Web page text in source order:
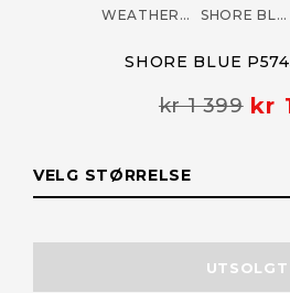
WEATHERED STONE P57457_WSTO SHORE BLUE P57457_SHRB
SHORE BLUE
kr 1 399 kr
VELG STØRRELSE
STØRRELSE
UTSOLGT